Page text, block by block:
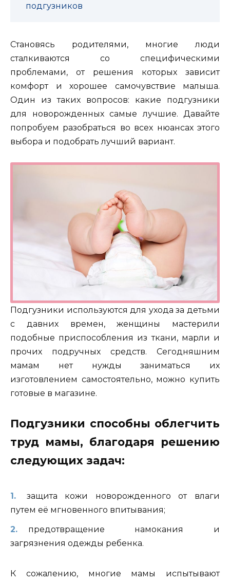
подгузников
Становясь родителями, многие люди
сталкиваются со специфическими
проблемами, от решения которых зависит
комфорт и хорошее самочувствие малыша.
Один из таких вопросов: какие подгузники
для новорожденных самые лучшие. Давайте
попробуем разобраться во всех нюансах этого
выбора и подобрать лучший вариант.
Подгузники используются для ухода за детьми
с давних времен, женщины мастерили
подобные приспособления из ткани, марли и
прочих подручных средств. Сегодняшним
мамам нет нужды заниматься их
изготовлением самостоятельно, можно купить
готовые в магазине.
Подгузники способны облегчить
труд мамы, благодаря решению
следующих задач:
защита кожи новорожденного от влаги
путем её мгновенного впитывания;
предотвращение намокания и
загрязнения одежды ребенка.
К сожалению, многие мамы испытывают